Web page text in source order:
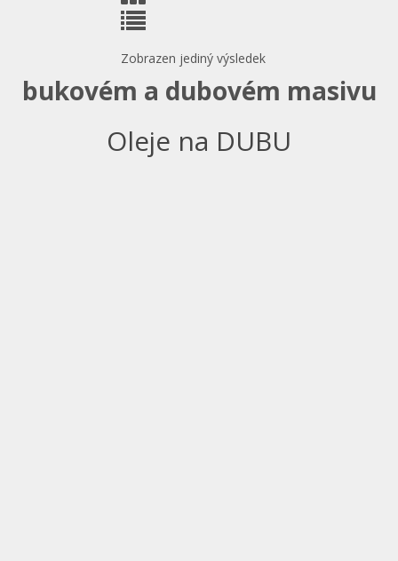
Zobrazen jediný výsledek
bukovém a dubovém masivu
Oleje na DUBU